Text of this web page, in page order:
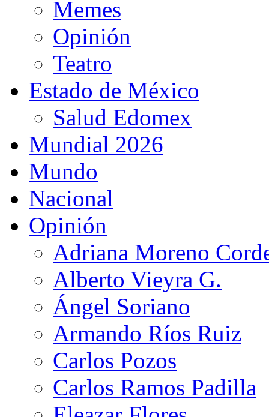
Memes
Opinión
Teatro
Estado de México
Salud Edomex
Mundial 2026
Mundo
Nacional
Opinión
Adriana Moreno
Alberto Vieyra G.
Ángel Soriano
Armando Ríos Ruiz
Carlos Pozos
Carlos Ramos Padilla